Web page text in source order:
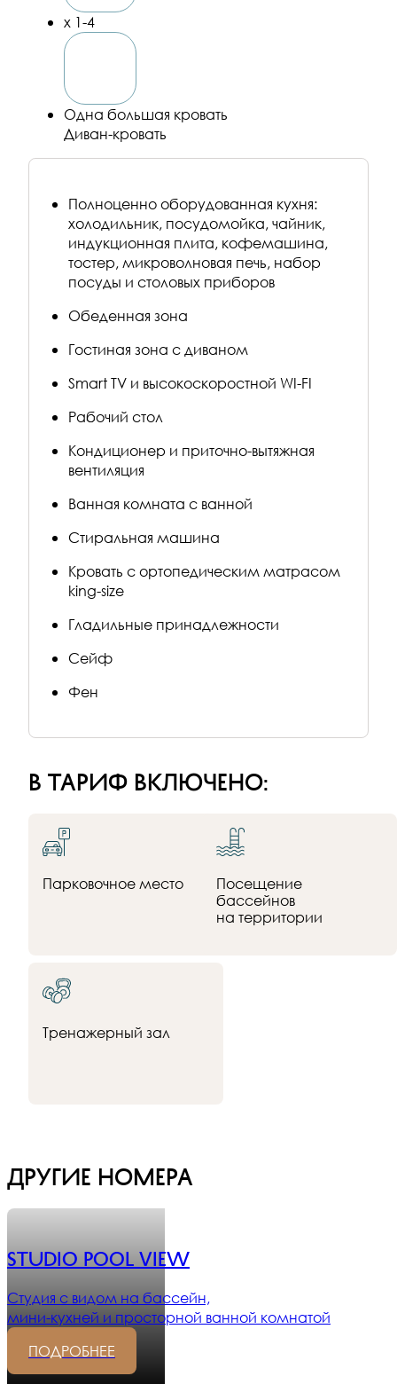
х 1-4
Одна большая кровать
Диван-кровать
Полноценно оборудованная кухня:
холодильник, посудомойка, чайник,
индукционная плита, кофемашина,
тостер, микроволновая печь, набор
посуды и столовых приборов
Обеденная зона
Гостиная зона с диваном
Smart TV и высокоскоростной WI-FI
Рабочий стол
Кондиционер и приточно-вытяжная
вентиляция
Ванная комната с ванной
Стиральная машина
Кровать с ортопедическим матрасом
king-size
Гладильные принадлежности
Сейф
Фен
в тариф включено:
Парковочное место
Посещение
бассейнов
на территории
Тренажерный зал
Другие номера
Studio pool view
Студия с видом на бассейн,
мини-кухней и просторной ванной комнатой
ПОДРОБНЕЕ